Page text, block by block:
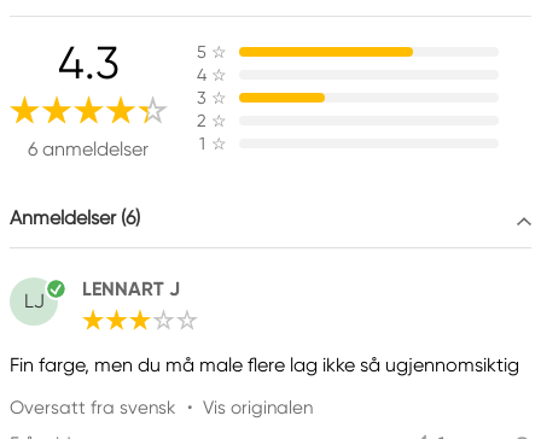
Kan utløse en allergisk hudreaksjon.
Oppbevares utilgjengelig for barn.
Dersom det er nødvendig med legehjelp, ha
produktets beholder eller etikett for hånden.
Informasjon
BENZISOTHIAZOL-3(2H)-ONE, REACTION MASS OF
5-CHLORO-2-METHYL-2H-ISOTHIAZOL-3-ONE
AND 2-METHYL-2H-ISOTHIAZOL-3-ONE (3:1).
4.3
6 anmeldelser
5 ☆
4 ☆
3 ☆
2 ☆
1 ☆
Anmeldelser (6)
LJ
LENNART J
Fin farge, men du må male flere lag ikke så ugjennomsiktig
Oversatt fra svensk • Vis originalen